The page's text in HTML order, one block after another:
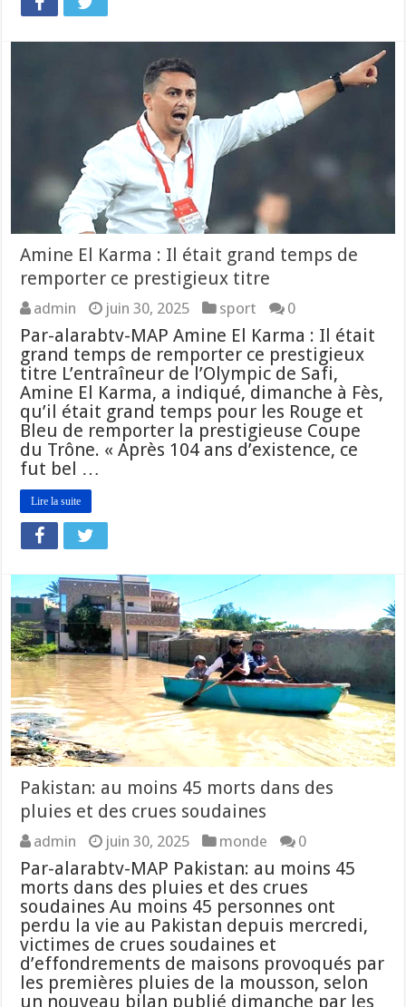
Amine El Karma : Il était grand temps de
remporter ce prestigieux titre
admin juin 30, 2025 sport 0
Par-alarabtv-MAP Amine El Karma : Il était
grand temps de remporter ce prestigieux
titre L’entraîneur de l’Olympic de Safi,
Amine El Karma, a indiqué, dimanche à Fès,
qu’il était grand temps pour les Rouge et
Bleu de remporter la prestigieuse Coupe
du Trône. « Après 104 ans d’existence, ce
fut bel …
Lire la suite
Pakistan: au moins 45 morts dans des
pluies et des crues soudaines
admin juin 30, 2025 monde 0
Par-alarabtv-MAP Pakistan: au moins 45
morts dans des pluies et des crues
soudaines Au moins 45 personnes ont
perdu la vie au Pakistan depuis mercredi,
victimes de crues soudaines et
d’effondrements de maisons provoqués par
les premières pluies de la mousson, selon
un nouveau bilan publié dimanche par les